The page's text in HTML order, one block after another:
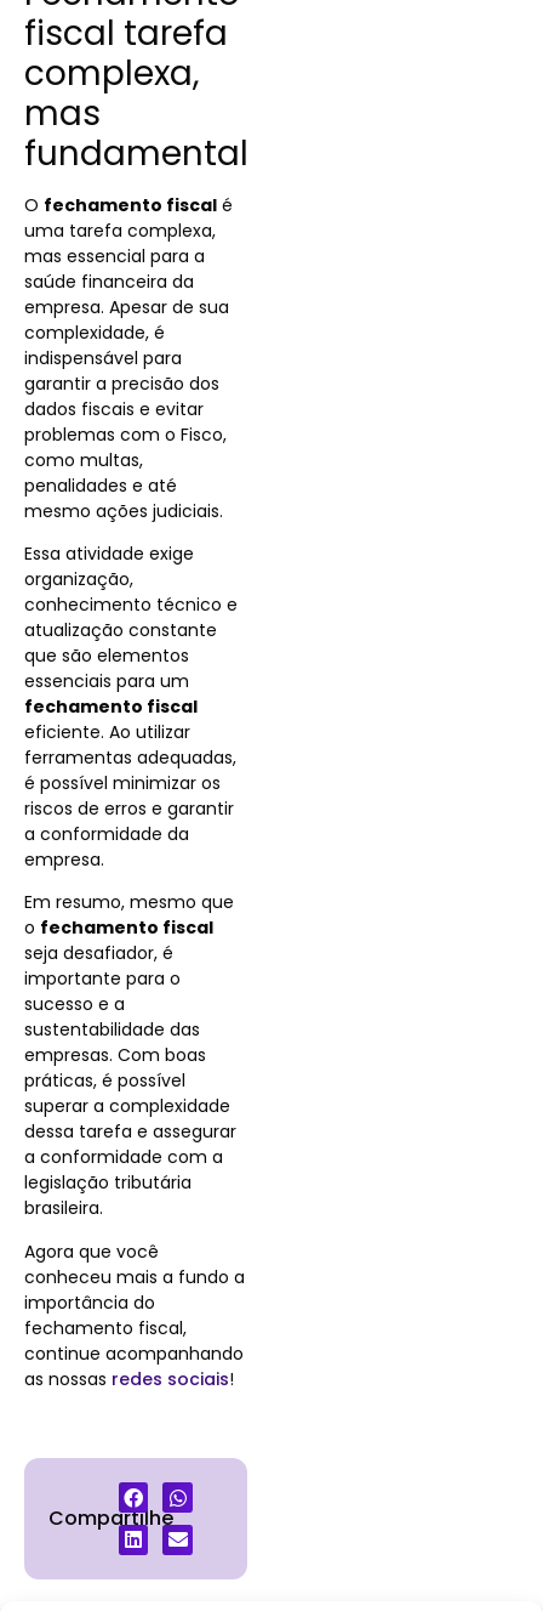
fiscal tarefa
complexa,
mas
fundamental
O fechamento fiscal é
uma tarefa complexa,
mas essencial para a
saúde financeira da
empresa. Apesar de sua
complexidade, é
indispensável para
garantir a precisão dos
dados fiscais e evitar
problemas com o Fisco,
como multas,
penalidades e até
mesmo ações judiciais.
Essa atividade exige
organização,
conhecimento técnico e
atualização constante
que são elementos
essenciais para um
fechamento fiscal
eficiente. Ao utilizar
ferramentas adequadas,
é possível minimizar os
riscos de erros e garantir
a conformidade da
empresa.
Em resumo, mesmo que
o fechamento fiscal
seja desafiador, é
importante para o
sucesso e a
sustentabilidade das
empresas. Com boas
práticas, é possível
superar a complexidade
dessa tarefa e assegurar
a conformidade com a
legislação tributária
brasileira.
Agora que você
conheceu mais a fundo a
importância do
fechamento fiscal,
continue acompanhando
as nossas redes sociais!
Compartilhe